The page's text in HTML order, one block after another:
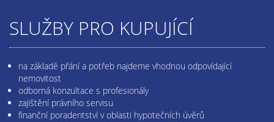
SLUŽBY PRO KUPUJÍCÍ
na základě přání a potřeb najdeme vhodnou odpovídající
nemovitost
odborná konzultace s profesionály
zajištění právního servisu
finanční poradentství v oblasti hypotečních úvěrů